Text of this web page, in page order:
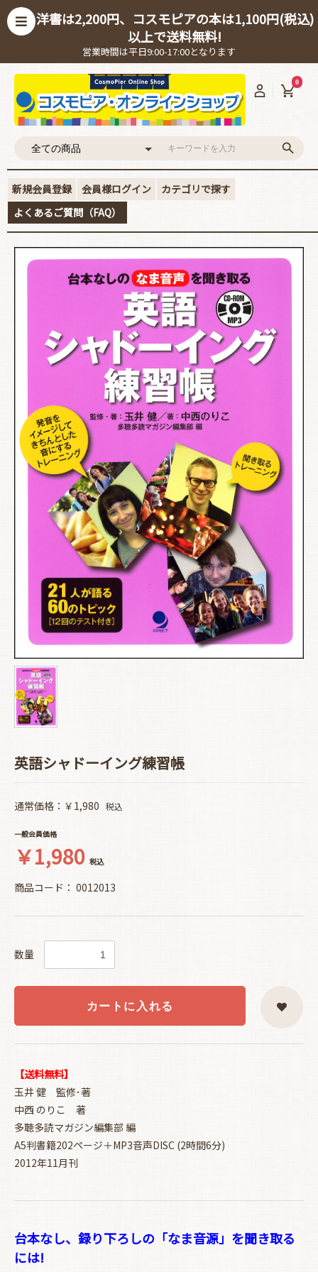
洋書は2,200円、コスモピアの本は1,100円(税込)
以上で送料無料!
営業時間は平日9:00-17:00となります
0
新規会員登録 会員様ログイン
カテゴリで探す
よくあるご質問（FAQ）
英語シャドーイング練習帳
通常価格：￥1,980 税込
一般会員価格
￥1,980 税込
商品コード： 0012013
数量
カートに入れる
【送料無料】
玉井 健 監修･著
中西 のりこ 著
多聴多読マガジン編集部 編
A5判書籍202ページ＋MP3音声DISC (2時間6分)
2012年11月刊
台本なし、録り下ろしの「なま音源」を聞き取る
には!